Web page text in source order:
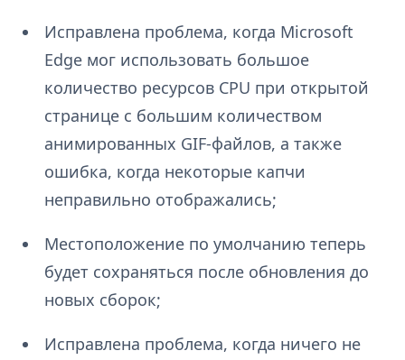
Исправлена проблема, когда Microsoft
Edge мог использовать большое
количество ресурсов CPU при открытой
странице с большим количеством
анимированных GIF-файлов, а также
ошибка, когда некоторые капчи
неправильно отображались;
Местоположение по умолчанию теперь
будет сохраняться после обновления до
новых сборок;
Исправлена проблема, когда ничего не